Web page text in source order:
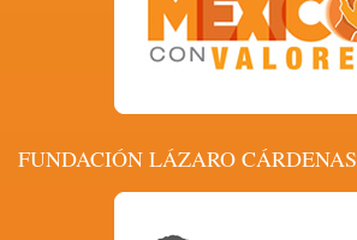
FUNDACIÓN LÁZARO CÁRDENAS